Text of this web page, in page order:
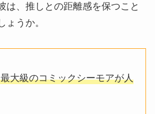
は、推しとの距離感を保つこと
ょうか。
大級のコミックシーモアが人